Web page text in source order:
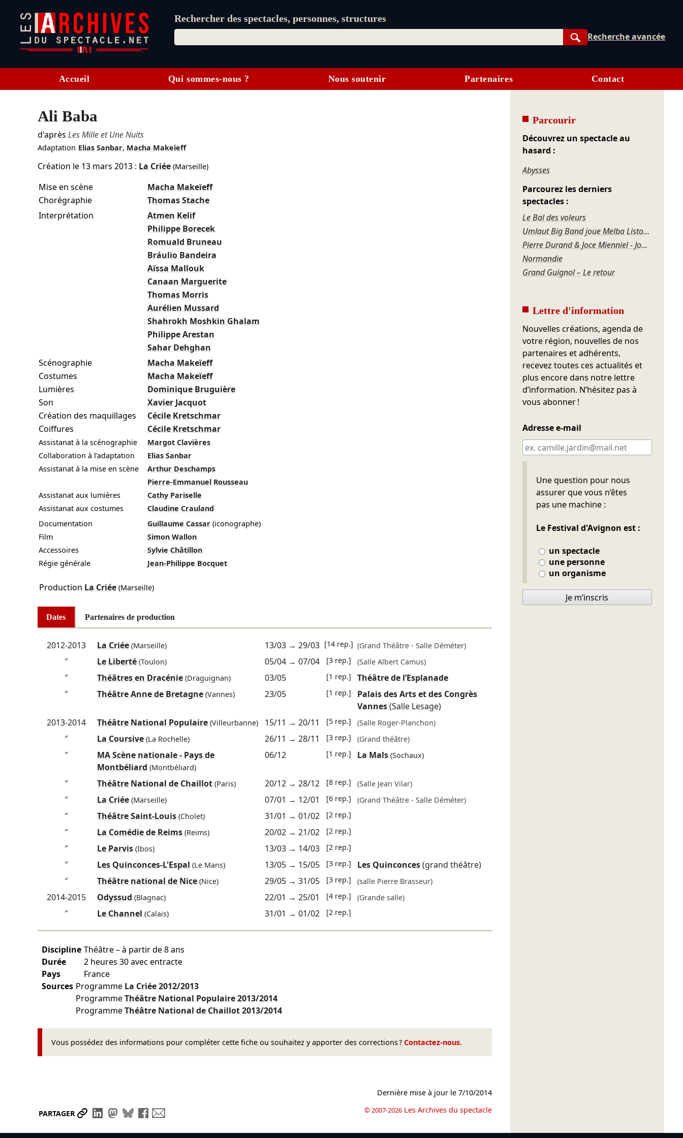
Rechercher des spectacles, personnes, structures
Rechercher
Recherche avancée
Accueil Qui sommes-nous ? Nous soutenir Partenaires Contact
Ali Baba
d'après Les Mille et Une Nuits
Adaptation Elias Sanbar, Macha Makeïeff
Création le 13 mars 2013: La Criée(Marseille)
Mise en scène
Macha Makeïeff
Chorégraphie
Thomas Stache
Interprétation
Atmen Kelif
Philippe Borecek
Romuald Bruneau
Bráulio Bandeira
Aïssa Mallouk
Canaan Marguerite
Thomas Morris
Aurélien Mussard
Shahrokh Moshkin Ghalam
Philippe Arestan
Sahar Dehghan
Scénographie
Macha Makeïeff
Costumes
Macha Makeïeff
Lumières
Dominique Bruguière
Son
Xavier Jacquot
Création des maquillages
Cécile Kretschmar
Coiffures
Cécile Kretschmar
Assistanat à la scénographie
Margot Clavières
Collaboration à l'adaptation
Elias Sanbar
Assistanat à la mise en scène
Arthur Deschamps
Pierre-Emmanuel Rousseau
Assistanat aux lumières
Cathy Pariselle
Assistanat aux costumes
Claudine Crauland
Documentation
Guillaume Cassar (iconographe)
Film
Simon Wallon
Accessoires
Sylvie Châtillon
Régie générale
Jean-Philippe Bocquet
Production La Criée(Marseille)
Dates Partenaires de production
2012-2013 La Criée(Marseille) 13/03→ 29/03 [14 rep.] (Grand Théâtre - Salle Déméter)
″ Le Liberté(Toulon) 05/04→ 07/04 [3 rep.] (Salle Albert Camus)
″ Théâtres en Dracénie(Draguignan) 03/05 [1 rep.]
Théâtre de l’Esplanade
″
Théâtre Anne de Bretagne(Vannes) 23/05 [1 rep.]
Palais des Arts et des Congrès
Vannes(Salle Lesage)
2013-2014
Théâtre National Populaire(Villeurbanne) 15/11 → 20/11 [5 rep.] (Salle Roger-Planchon)
″ La Coursive(La Rochelle) 26/11 → 28/11 [3 rep.] (Grand théâtre)
″
MA Scène nationale - Pays de
Montbéliard (Montbéliard)
06/12 [1 rep.] La Mals (Sochaux)
″ Théâtre National de Chaillot(Paris) 20/12→ 28/12 [8 rep.] (Salle Jean Vilar)
″ La Criée(Marseille) 07/01 → 12/01 [6 rep.] (Grand Théâtre - Salle Déméter)
″ Théâtre Saint-Louis(Cholet) 31/01 → 01/02 [2 rep.]
″ La Comédie de Reims(Reims) 20/02→ 21/02 [2 rep.]
″ Le Parvis(Ibos) 13/03→ 14/03 [2 rep.]
″ Les Quinconces-L'Espal (Le Mans) 13/05→ 15/05 [3 rep.] Les Quinconces(grand théâtre)
″
Théâtre national de Nice(Nice) 29/05→ 31/05 [3 rep.] (salle Pierre Brasseur)
2014-2015 Odyssud (Blagnac) 22/01 → 25/01 [4 rep.] (Grande salle)
″ Le Channel (Calais) 31/01 → 01/02 [2 rep.]
Discipline Théâtre – à partir de 8 ans
Durée
2 heures 30 avec entracte
Pays
France
Sources Programme La Criée2012/2013
ProgrammeThéâtre National Populaire2013/2014
ProgrammeThéâtre National de Chaillot2013/2014
Vous possédez des informations pour compléter cette fiche ou souhaitez y apporter des corrections ? Contactez-nous.
PARTAGER Partager le lien
Partager sur LinkedIn
Partager sur Mastodon
Partager sur Bluesky
Partager sur Facebook
Dernière mise à jour le7/10/2014
© 2007-2026 Les Archives du spectacle
Parcourir
Découvrez un spectacle au
hasard :
Abysses
Parcourez les derniers
spectacles :
Le Bal des voleurs
Umlaut Big Band joue Melba Liston – Grandma’s Dance
Pierre Durand & Joce Mienniel - Jour de blues à Bamako
Normandie
Grand Guignol – Le retour
Lettre d'information
Nouvelles créations, agenda de
votre région, nouvelles de nos
partenaires et adhérents,
recevez toutes ces actualités et
plus encore dans notre lettre
d’information. N’hésitez pas à
vous abonner !
Adresse e-mail
Une question pour nous
assurer que vous n’êtes
pas une machine :
Le Festival d'Avignon est :
un spectacle
une personne
un organisme
Ne pas remplir
Je m’inscris